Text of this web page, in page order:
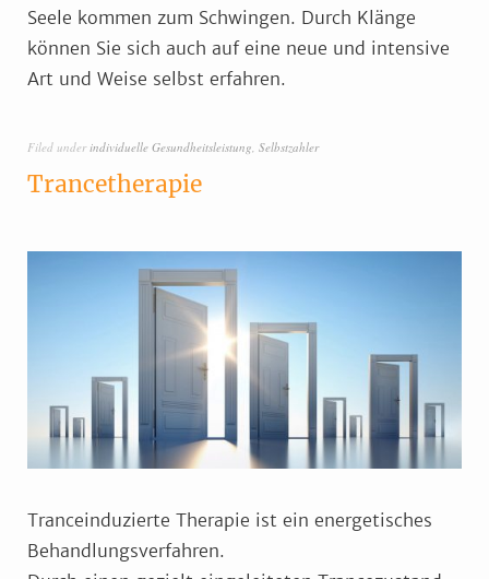
Seele kommen zum Schwingen. Durch Klänge
können Sie sich auch auf eine neue und intensive
Art und Weise selbst erfahren.
Filed underindividuelle Gesundheitsleistung, Selbstzahler
Trancetherapie
Tranceinduzierte Therapie ist ein energetisches
Behandlungsverfahren.